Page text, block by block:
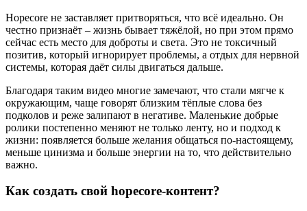
Hopecore не заставляет притворяться, что всё идеально. Он
честно признаёт – жизнь бывает тяжёлой, но при этом прямо
сейчас есть место для доброты и света. Это не токсичный
позитив, который игнорирует проблемы, а отдых для нервной
системы, которая даёт силы двигаться дальше.
Благодаря таким видео многие замечают, что стали мягче к
окружающим, чаще говорят близким тёплые слова без
подколов и реже залипают в негативе. Маленькие добрые
ролики постепенно меняют не только ленту, но и подход к
жизни: появляется больше желания общаться по-настоящему,
меньше цинизма и больше энергии на то, что действительно
важно.
Как создать свой hopecore-контент?